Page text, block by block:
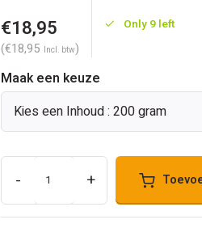
€18,95
(€18,95 Incl. btw)
Only 9 left
Maak een keuze
Kies een Inhoud : 200 gram
- +